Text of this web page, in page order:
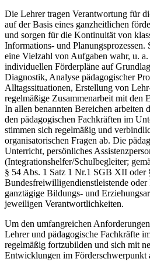
Die Lehrer tragen Verantwortung für
auf der Basis eines ganzheitlichen
und sorgen für die Kontinuität von
Informations- und Planungsprozessen.
eine Vielzahl von Aufgaben wahr, u.
individuellen Förderpläne auf
Diagnostik, Analyse pädagogischer
Alltagssituationen, Erstellung von
regelmäßige Zusammenarbeit mit den
In allen benannten Bereichen arbeiten
den pädagogischen Fachkräften im
stimmen sich regelmäßig und
organisatorischen Fragen ab. Die
Unterricht, persönliches
(Integrationshelfer/Schulbegleiter;
§ 54 Abs. 1 Satz 1 Nr.1 SGB XII
Bundesfreiwilligendienstleistende oder
ganztägige Bildungs- und
jeweiligen Verantwortlichkeiten.
Um den umfangreichen
Lehrer und pädagogische Fachkräfte
regelmäßig fortzubilden und sich mit
Entwicklungen im Förderschwerpunkt